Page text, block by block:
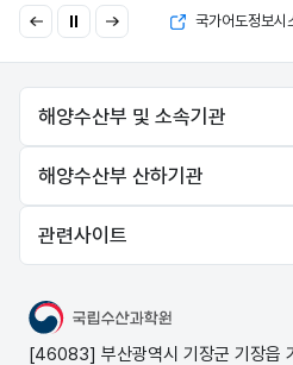
이
다
국고보조금 부정수급 제보 국가어도정보시
해양수산부 및 소속기관
해양수산부 산하기관
관련사이트
국립수산과학원
[46083] 부산광역시 기장군 기장읍